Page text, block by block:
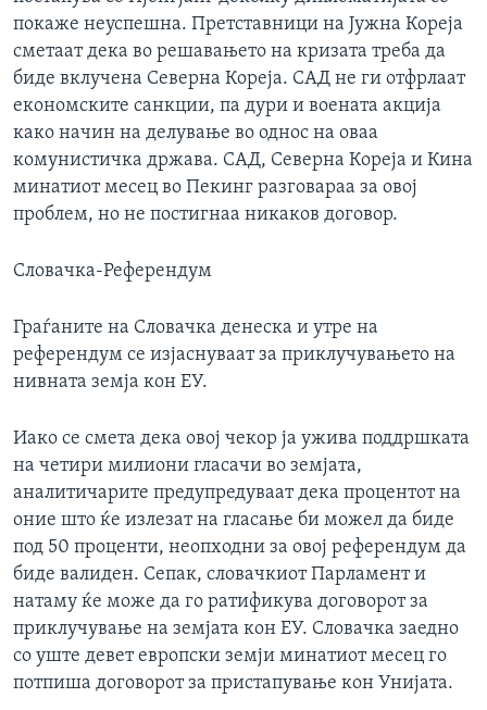
покаже неуспешна. Претставници на Јужна Кореја
сметаат дека во решавањето на кризата треба да
биде вклучена Северна Кореја. САД не ги отфрлаат
економските санкции, па дури и воената акција
како начин на делување во однос на оваа
комунистичка држава. САД, Северна Кореја и Кина
минатиот месец во Пекинг разговараа за овој
проблем, но не постигнаа никаков договор.
Словачка-Референдум
Граѓаните на Словачка денеска и утре на
референдум се изјаснуваат за приклучувањето на
нивната земја кон ЕУ.
Иако се смета дека овој чекор ја ужива поддршката
на четири милиони гласачи во земјата,
аналитичарите предупредуваат дека процентот на
оние што ќе излезат на гласање би можел да биде
под 50 проценти, неопходни за овој референдум да
биде валиден. Сепак, словачкиот Парламент и
натаму ќе може да го ратификува договорот за
приклучување на земјата кон ЕУ. Словачка заедно
со уште девет европски земји минатиот месец го
потпиша договорот за пристапување кон Унијата.